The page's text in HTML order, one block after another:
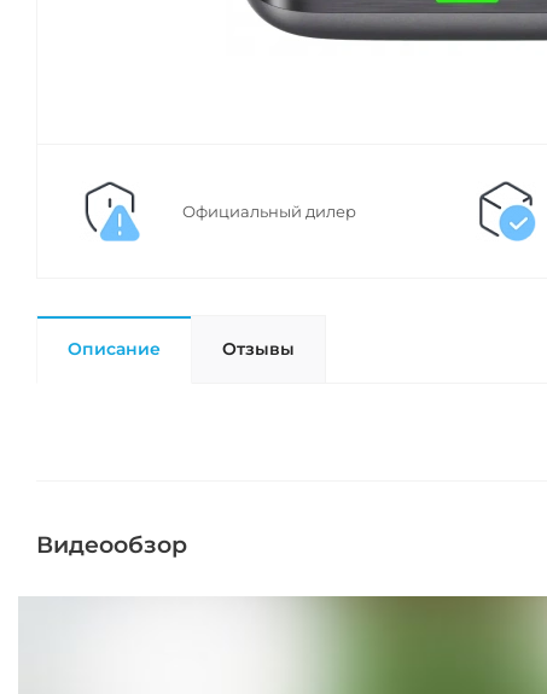
Официальный дилер
Описание Отзывы
Видеообзор